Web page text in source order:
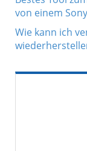
von einem
Wie kann ich